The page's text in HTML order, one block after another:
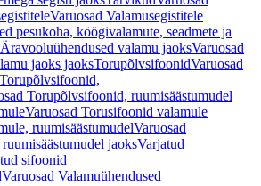
Varuosad Valamusegistitele
pesukoha, köögivalamute, seadmete ja
Äravooluühendused valamu jaoksVaruosad
jaoks jaoksTorupõlvsifoonidVaruosad
Torupõlvsifoonid,
Torupõlvsifoonid, ruumisäästumudel
Varuosad Torusifoonid valamule
ruumisäästumudelVaruosad
jaoksVarjatud
sifoonid
Varuosad Valamuühendused